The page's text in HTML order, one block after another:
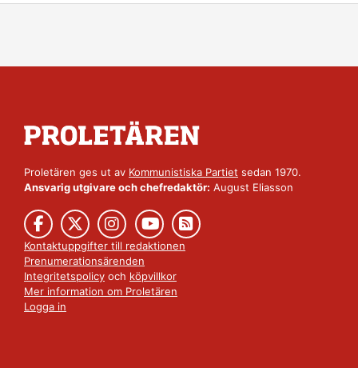
Proletären ges ut av Kommunistiska Partiet sedan 1970.
Ansvarig utgivare och chefredaktör: August Eliasson
Kontaktuppgifter till redaktionen
Prenumerationsärenden
Integritetspolicy och köpvillkor
Mer information om Proletären
Logga in